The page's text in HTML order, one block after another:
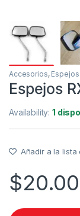
Accesorios, Espejos
Espejos
Availability:1
Añadir a la lista
$